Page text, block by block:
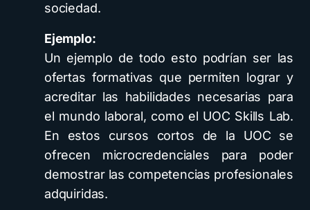
sociedad.
Ejemplo:
Un ejemplo de todo esto podrían ser las
ofertas formativas que permiten lograr y
acreditar las habilidades necesarias para
el mundo laboral, como el UOC Skills Lab.
En estos cursos cortos de la UOC se
ofrecen microcredenciales para poder
demostrar las competencias profesionales
adquiridas.